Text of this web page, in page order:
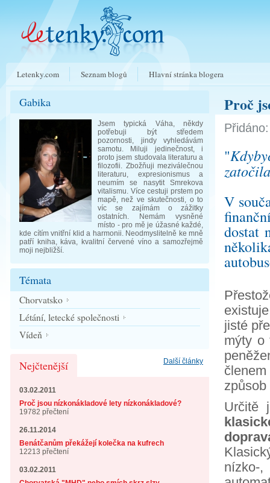
Letenky.com Seznam blogů Hlavní stránka blogera
Gabika
Jsem typická Váha, někdy
potřebuji být středem
pozornosti, jindy vyhledávám
samotu. Miluji jedinečnost, i
proto jsem studovala literaturu a
filozofii. Zbožňuji meziválečnou
literaturu, expresionismus a
neumím se nasytit Smrekova
vitalismu. Více cestuji prstem po
mapě, než ve skutečnosti, o to
víc se zajímám o zážitky
ostatních. Nemám vysněné
místo - pro mě je úžasné každé,
kde cítím vnitřní klid a harmonii. Neodmyslitelně ke mně
patří kniha, káva, kvalitní červené víno a samozřejmě
moji nejbližší.
Témata
Chorvatsko
Létání, letecké společnosti
Vídeň
Další články
Nejčtenější
03.02.2011
Proč jsou nízkonákladové lety nízkonákladové?
19782 přečtení
26.11.2014
Benátčanům překážejí kolečka na kufrech
12213 přečtení
03.02.2011
Proč
"
V
dostat
jisté
mýty o
Určitě